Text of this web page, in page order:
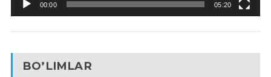
00:00 05:20
BO’LIMLAR